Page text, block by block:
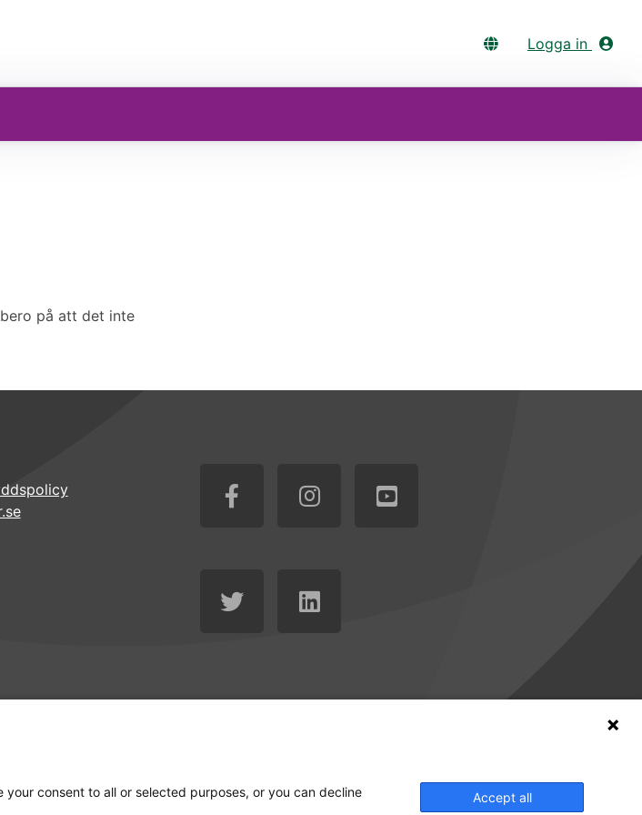
Logga in
på att det inte
consent to all or selected purposes, or you can decline
Accept all